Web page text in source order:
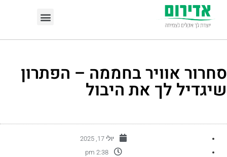
אוויר בחממה – הפתרון
לך את היבול
יולי 17, 2025
2:38 pm